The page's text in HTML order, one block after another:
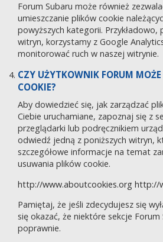
Forum Subaru może również
umieszczanie plików cookie
powyższych kategorii. Przykładowo,
witryn, korzystamy z Google
monitorować ruch w naszej witrynie.
CZY UŻYTKOWNIK FORUM
COOKIE?
Aby dowiedzieć się, jak zarządzać
Ciebie uruchamiane, zapoznaj się z
przeglądarki lub podręcznikiem
odwiedź jedną z poniższych witryn,
szczegółowe informacje na temat
usuwania plików cookie.
http://www.aboutcookies.org http://
Pamiętaj, że jeśli zdecydujesz się
się okazać, że niektóre sekcje Forum
poprawnie.